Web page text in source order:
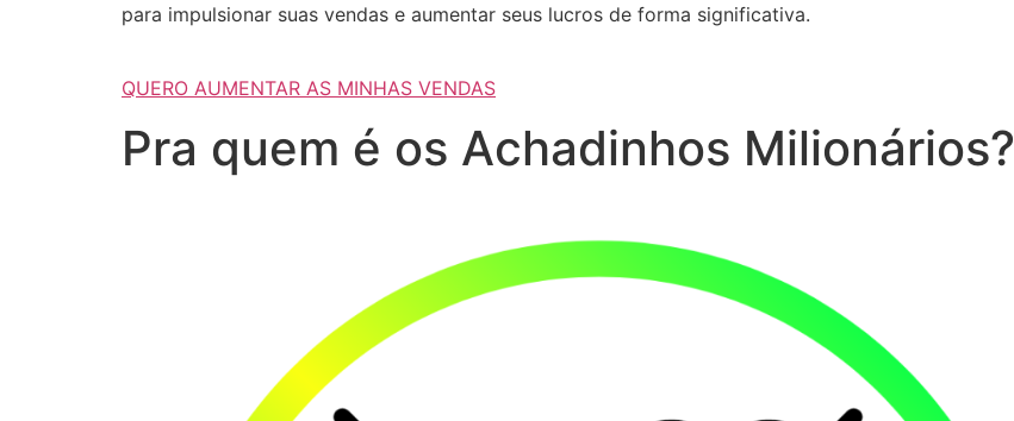
para impulsionar suas vendas e aumentar seus lucros de forma significativa.
QUERO AUMENTAR AS MINHAS VENDAS
Pra quem é os Achadinhos Milionários?